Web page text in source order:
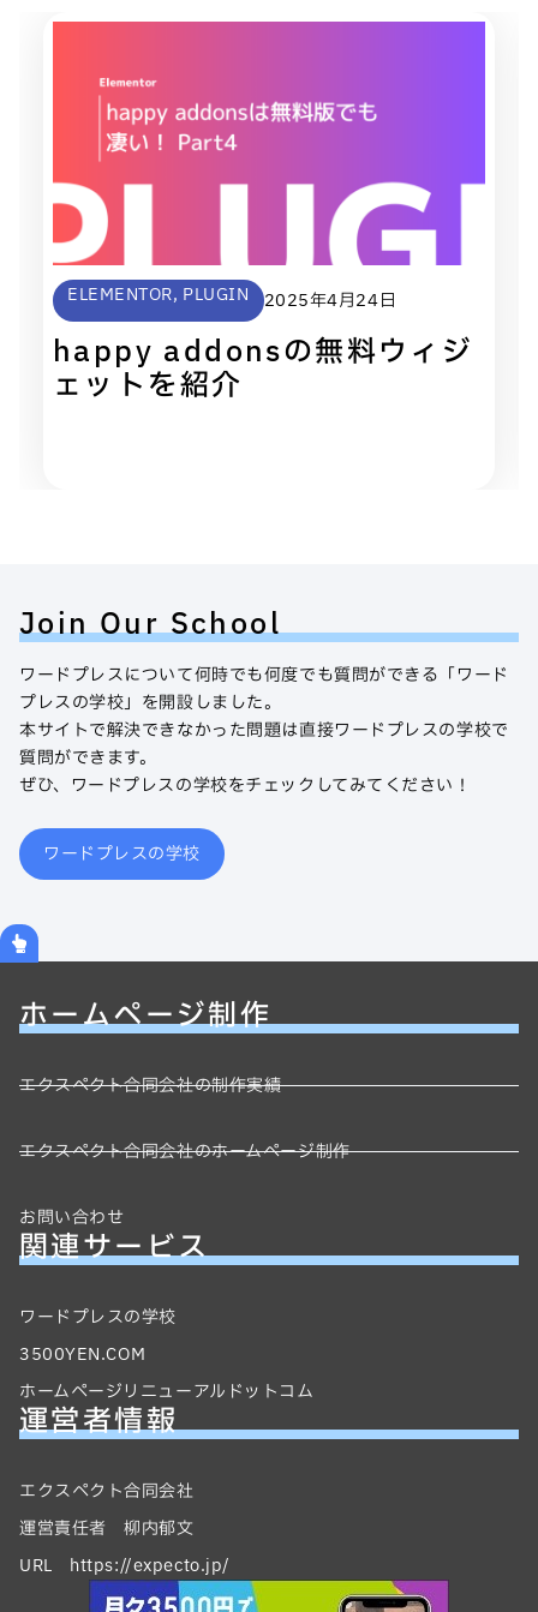
ELEMENTOR, PLUGIN 2025年4月24日
happy addonsの無料ウィジ
ェットを紹介
Join Our School
ワードプレスについて何時でも何度でも質問ができる「ワード
プレスの学校」を開設しました。
本サイトで解決できなかった問題は直接ワードプレスの学校で
質問ができます。
ぜひ、ワードプレスの学校をチェックしてみてください！
ワードプレスの学校
ホームページ制作
エクスペクト合同会社の制作実績
エクスペクト合同会社のホームページ制作
お問い合わせ
関連サービス
ワードプレスの学校
3500YEN.COM
ホームページリニューアルドットコム
運営者情報
エクスペクト合同会社
運営責任者 柳内郁文
URL https://expecto.jp/